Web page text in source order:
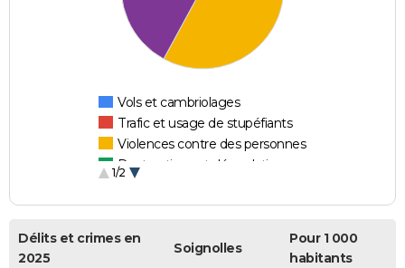
Vols et cambriolages
Trafic et usage de stupéfiants
Violences contre des personnes
Destructions et dégradations
1/2
Délits et crimes en
2025
Soignolles
Pour 1 000
habitants